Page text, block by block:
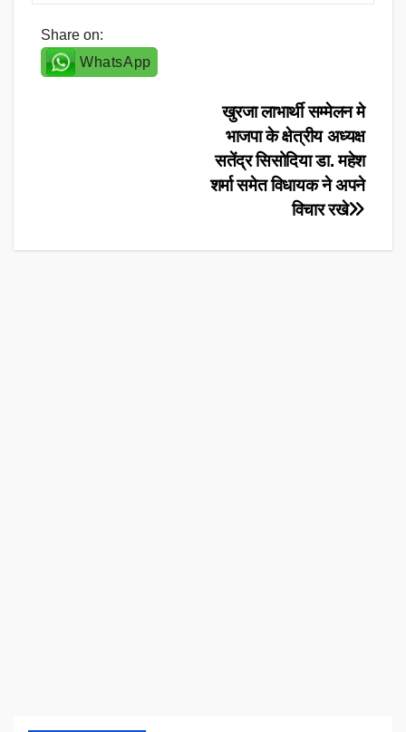
Share on:
WhatsApp
खुरजा लाभार्थी सम्मेलन मे
भाजपा के क्षेत्रीय अध्यक्ष
सतेंद्र सिसोदिया डा. महेश
शर्मा समेत विधायक ने अपने
विचार रखे